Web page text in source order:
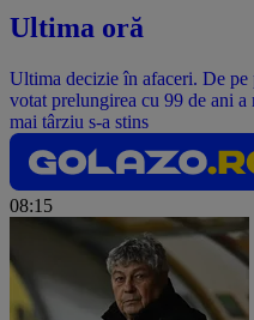
Ultima oră
Ultima decizie în afaceri. De
votat prelungirea cu 99 de ani
mai târziu s-a stins
08:15